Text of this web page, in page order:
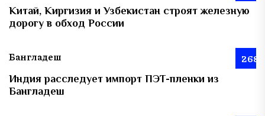
Китай, Киргизия и Узбекистан строят железную
дорогу в обход России
Бангладеш 268
Индия расследует импорт ПЭТ-пленки из
Бангладеш